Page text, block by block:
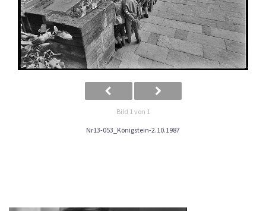
Bild 1 von 1
Nr13-053_Königstein-2.10.1987